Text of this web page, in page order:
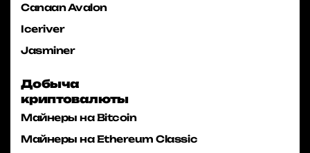
Canaan Avalon
Iceriver
Jasminer
Добыча
криптовалюты
Майнеры на Bitcoin
Майнеры на Ethereum Classic